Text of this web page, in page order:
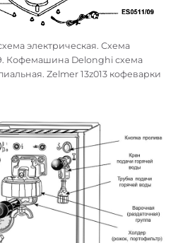
электрическая. Схема
Кофемашина Delonghi схема
Zelmer 13z013 кофеварки